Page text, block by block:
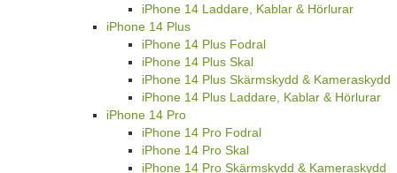
iPhone 14 Laddare, Kablar & Hörlurar
iPhone 14 Plus
iPhone 14 Plus Fodral
iPhone 14 Plus Skal
iPhone 14 Plus Skärmskydd & Kameraskydd
iPhone 14 Plus Laddare, Kablar & Hörlurar
iPhone 14 Pro
iPhone 14 Pro Fodral
iPhone 14 Pro Skal
iPhone 14 Pro Skärmskydd & Kameraskydd